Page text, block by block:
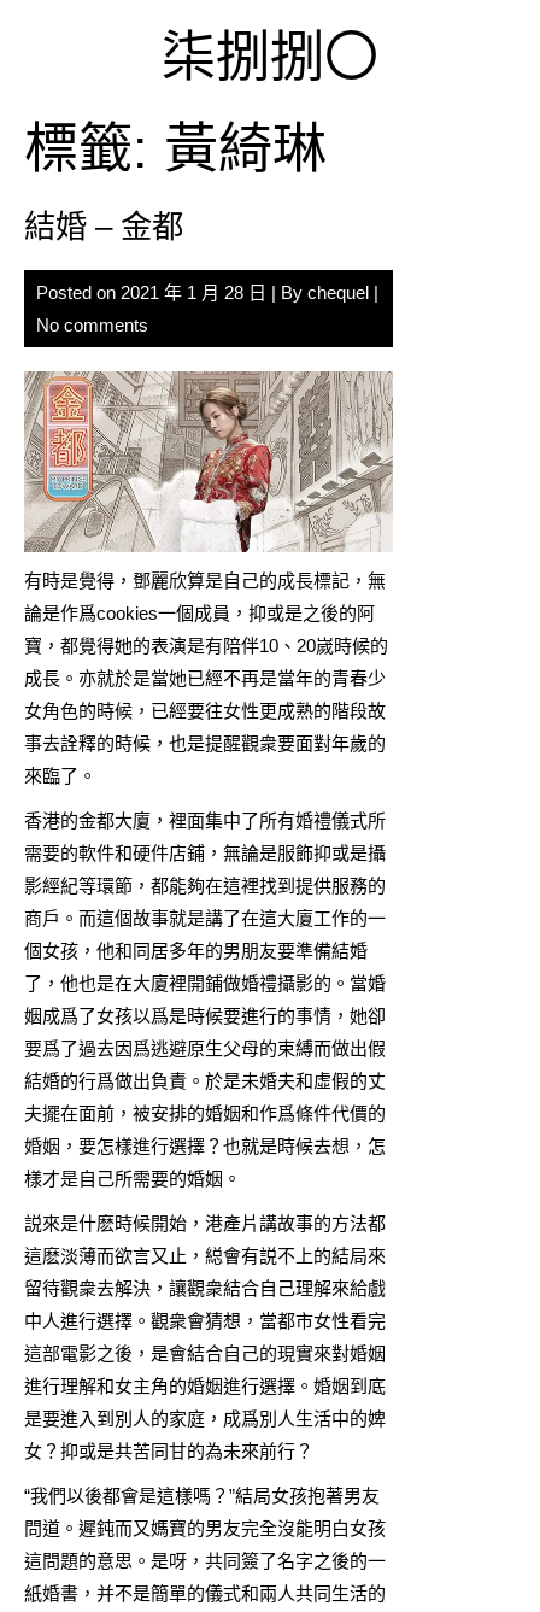
柒捌捌〇
標籤: 黃綺琳
結婚 – 金都
Posted on 2021 年 1 月 28 日 | By chequel |
No comments
有時是覺得，鄧麗欣算是自己的成長標記，無
論是作爲cookies一個成員，抑或是之後的阿
寶，都覺得她的表演是有陪伴10、20嵗時候的
成長。亦就於是當她已經不再是當年的青春少
女角色的時候，已經要往女性更成熟的階段故
事去詮釋的時候，也是提醒觀衆要面對年歲的
來臨了。
香港的金都大廈，裡面集中了所有婚禮儀式所
需要的軟件和硬件店鋪，無論是服飾抑或是攝
影經紀等環節，都能夠在這裡找到提供服務的
商戶。而這個故事就是講了在這大廈工作的一
個女孩，他和同居多年的男朋友要準備結婚
了，他也是在大廈裡開鋪做婚禮攝影的。當婚
姻成爲了女孩以爲是時候要進行的事情，她卻
要爲了過去因爲逃避原生父母的束縛而做出假
結婚的行爲做出負責。於是未婚夫和虛假的丈
夫擺在面前，被安排的婚姻和作爲條件代價的
婚姻，要怎樣進行選擇？也就是時候去想，怎
樣才是自己所需要的婚姻。
説來是什麽時候開始，港產片講故事的方法都
這麽淡薄而欲言又止，縂會有説不上的結局來
留待觀衆去解決，讓觀衆結合自己理解來給戲
中人進行選擇。觀衆會猜想，當都市女性看完
這部電影之後，是會結合自己的現實來對婚姻
進行理解和女主角的婚姻進行選擇。婚姻到底
是要進入到別人的家庭，成爲別人生活中的婢
女？抑或是共苦同甘的為未來前行？
“我們以後都會是這樣嗎？”結局女孩抱著男友
問道。遲鈍而又媽寶的男友完全沒能明白女孩
這問題的意思。是呀，共同簽了名字之後的一
紙婚書，并不是簡單的儀式和兩人共同生活的